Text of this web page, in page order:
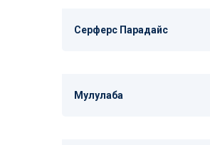
Серферс Парадайс
Мулулаба